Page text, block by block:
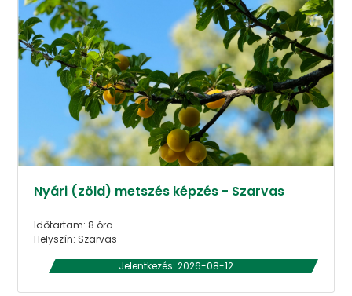
Nyári (zöld) metszés képzés - Szarvas
Időtartam: 8 óra
Helyszín: Szarvas
Jelentkezés: 2026-08-12